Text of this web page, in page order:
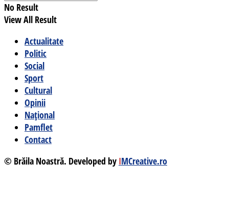
No Result
View All Result
Actualitate
Politic
Social
Sport
Cultural
Opinii
Național
Pamflet
Contact
© Brăila Noastră. Developed by IMCreative.ro